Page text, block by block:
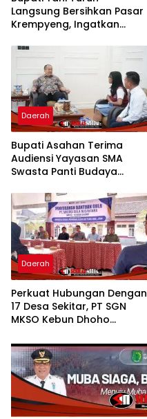
Langsung Bersihkan Pasar
Krempyeng, Ingatkan
Panjang
Daerah
Bupati Asahan Terima
Audiensi Yayasan SMA
Swasta Panti Budaya
Grace Natalie Sagala
Daerah
Perkuat Hubungan Dengan
17 Desa Sekitar, PT SGN
MKSO Kebun Dhoho
Gula